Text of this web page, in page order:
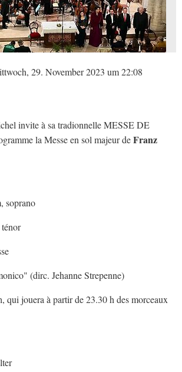
29. November 2023 um 22:08
invite à sa tradionnelle MESSE DE
la Messe en sol majeur deFranz
soprano
(dirc. Jehanne Strepenne)
qui jouera à partir de 23.30 h des morceaux